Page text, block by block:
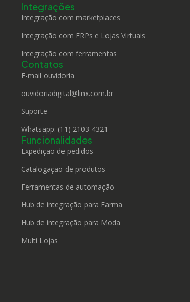
Integrações
Integração com marketplaces
Integração com ERPs e Lojas Virtuais
Integração com ferramentas
Contatos
E-mail ouvidoria
ouvidoriadigital@linx.com.br
Suporte
Whatsapp: (11) 2103-4321
Funcionalidades
Expedição de pedidos
Catalogação de produtos
Ferramentas de automação
Hub de integração para Farma
Hub de integração para Moda
Multi Lojas